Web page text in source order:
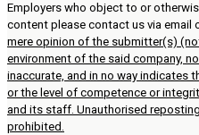
Employers who object to or
content please contact us via email
mere opinion of the submitter(s)
environment of the said company,
inaccurate, and in no way indicates
or the level of competence or
and its staff. Unauthorised
prohibited.